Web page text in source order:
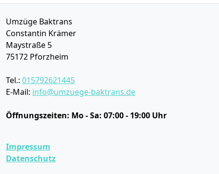
Umzüge Baktrans
Constantin Krämer
Maystraße 5
75172 Pforzheim
Tel.: 015792621445
E-Mail: info@umzuege-baktrans.de
Öffnungszeiten: Mo - Sa: 07:00 - 19:00 Uhr
Impressum
Datenschutz